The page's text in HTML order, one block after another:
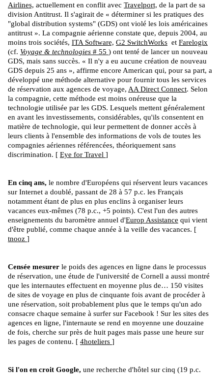
Airlines, actuellement en conflit avec Travelport, de la part de sa
division Antitrust. Il s'agirait de « déterminer si les pratiques des
"global distribution systems" (GDS) ont violé les lois américaines
antitrust ». La compagnie aérienne constate que, depuis 2004, au
moins trois sociétés, ITA Software, G2 SwitchWorks et Farelogix
(cf. Voyage & technologies # 55 ) ont tenté de lancer un nouveau
GDS, mais sans succès. « Il n'y a eu aucune création de nouveau
GDS depuis 25 ans », affirme encore American qui, pour sa part, a
développé une méthode alternative pour fournir tous les services
de réservation aux agences de voyage, AA Direct Connect. Selon
la compagnie, cette méthode est moins onéreuse que la
technologie utilisée par les GDS. Lesquels mettent généralement
en avant les investissements, considérables, qu'ils consentent en
matière de technologie, qui leur permettent de donner accès à
leurs clients à l'ensemble des informations de vols de toutes les
compagnies aériennes référencées, théoriquement sans
discrimination. [ Eye for Travel ]
En cinq ans, le nombre d'Européens qui réservent leurs vacances
sur Internet a doublé, passant de 28 à 57 p.c. les Français
notamment étant de plus en plus enclins à organiser leurs
vacances eux-mêmes (78 p.c., +5 points). C'est l'un des autres
enseignements du baromètre annuel d'Europ Assistance qui vient
d'être publié, comme chaque année à la veille des vacances. [
tnooz ]
Censée mesurer le poids des agences en ligne dans le processus
de réservation, une étude de l'université de Cornell a aussi montré
que les internautes effectuent en moyenne plus de… 150 visites
de sites de voyage en plus de cinquante fois avant de procéder à
une réservation, soit probablement plus que le temps qu'un ado
consacre chaque semaine à surfer sur Facebook ! Sur les sites des
agences en ligne, l'internaute se rend en moyenne une douzaine
de fois, cherche sur près de huit pages mais passe une heure sur
les pages de contenu. [ 4hoteliers ]
Si l'on en croit Google, une recherche d'hôtel sur cinq (19 p.c.